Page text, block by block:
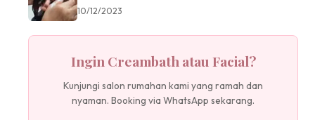
10/12/2023
Ingin Creambath atau Facial?
Kunjungi salon rumahan kami yang ramah dan
nyaman. Booking via WhatsApp sekarang.